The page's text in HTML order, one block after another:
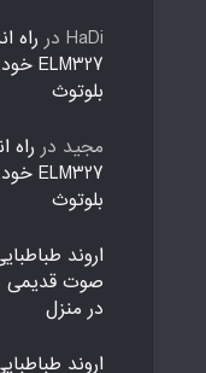
HaDi در راه
بلوتوث
مجید در راه
بلوتوث
اروند
در منزل
اروند